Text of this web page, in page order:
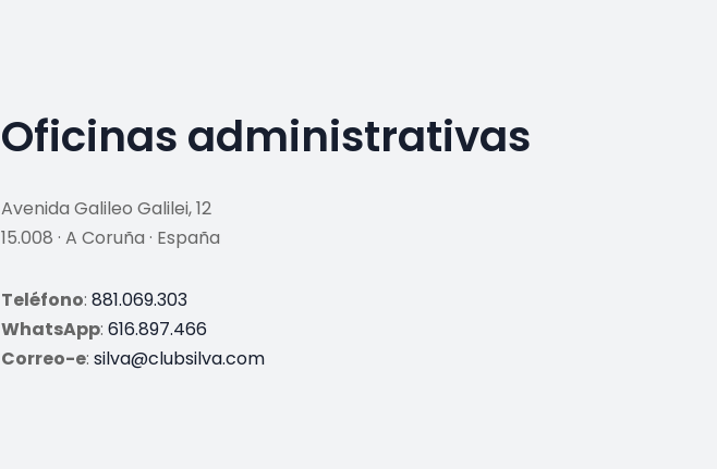
Oficinas administrativas
Avenida Galileo Galilei, 12
15.008 · A Coruña · España
Teléfono: 881.069.303
WhatsApp: 616.897.466
Correo-e: silva@clubsilva.com